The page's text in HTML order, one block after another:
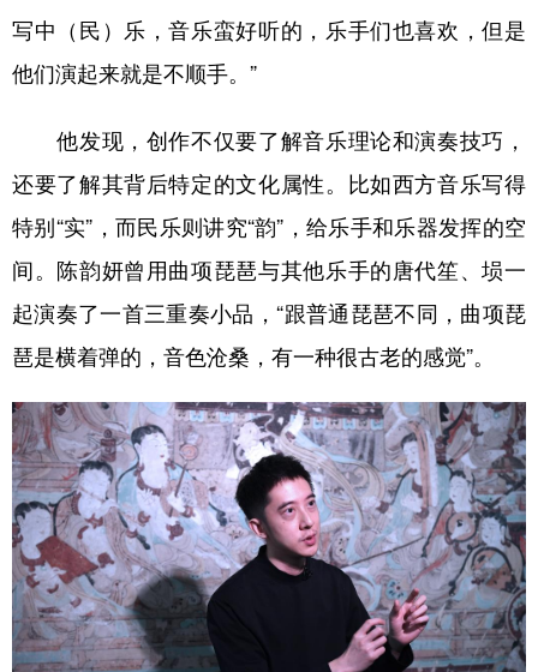
写中（民）乐，音乐蛮好听的，乐手们也喜欢，但是
他们演起来就是不顺手。”
他发现，创作不仅要了解音乐理论和演奏技巧，
还要了解其背后特定的文化属性。比如西方音乐写得
特别“实”，而民乐则讲究“韵”，给乐手和乐器发挥的空
间。陈韵妍曾用曲项琵琶与其他乐手的唐代笙、埙一
起演奏了一首三重奏小品，“跟普通琵琶不同，曲项琵
琶是横着弹的，音色沧桑，有一种很古老的感觉”。